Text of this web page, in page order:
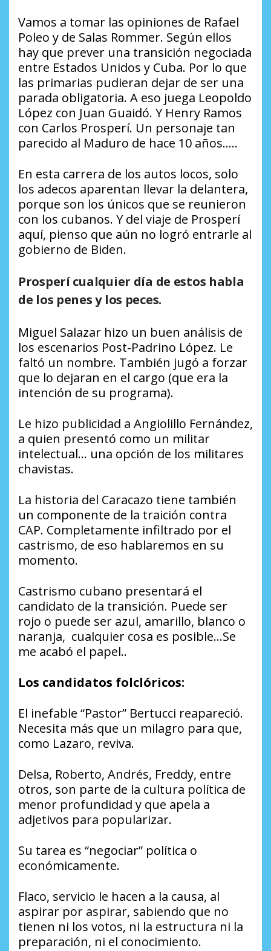
Vamos a tomar las opiniones de Rafael
Poleo y de Salas Rommer. Según ellos
hay que prever una transición negociada
entre Estados Unidos y Cuba. Por lo que
las primarias pudieran dejar de ser una
parada obligatoria. A eso juega Leopoldo
López con Juan Guaidó. Y Henry Ramos
con Carlos Prosperí. Un personaje tan
parecido al Maduro de hace 10 años…..
En esta carrera de los autos locos, solo
los adecos aparentan llevar la delantera,
porque son los únicos que se reunieron
con los cubanos. Y del viaje de Prosperí
aquí, pienso que aún no logró entrarle al
gobierno de Biden.
Prosperí cualquier día de estos habla
de los penes y los peces.
Miguel Salazar hizo un buen análisis de
los escenarios Post-Padrino López. Le
faltó un nombre. También jugó a forzar
que lo dejaran en el cargo (que era la
intención de su programa).
Le hizo publicidad a Angiolillo Fernández,
a quien presentó como un militar
intelectual… una opción de los militares
chavistas.
La historia del Caracazo tiene también
un componente de la traición contra
CAP. Completamente infiltrado por el
castrismo, de eso hablaremos en su
momento.
Castrismo cubano presentará el
candidato de la transición. Puede ser
rojo o puede ser azul, amarillo, blanco o
naranja, cualquier cosa es posible…Se
me acabó el papel..
Los candidatos folclóricos:
El inefable “Pastor” Bertucci reapareció.
Necesita más que un milagro para que,
como Lazaro, reviva.
Delsa, Roberto, Andrés, Freddy, entre
otros, son parte de la cultura política de
menor profundidad y que apela a
adjetivos para popularizar.
Su tarea es “negociar” política o
económicamente.
Flaco, servicio le hacen a la causa, al
aspirar por aspirar, sabiendo que no
tienen ni los votos, ni la estructura ni la
preparación, ni el conocimiento.